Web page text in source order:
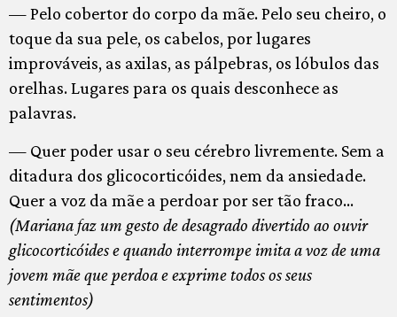
— Pelo cobertor do corpo da mãe. Pelo seu cheiro, o
toque da sua pele, os cabelos, por lugares
improváveis, as axilas, as pálpebras, os lóbulos das
orelhas. Lugares para os quais desconhece as
palavras.
— Quer poder usar o seu cérebro livremente. Sem a
ditadura dos glicocorticóides, nem da ansiedade.
Quer a voz da mãe a perdoar por ser tão fraco…
(Mariana faz um gesto de desagrado divertido ao ouvir
glicocorticóides e quando interrompe imita a voz de uma
jovem mãe que perdoa e exprime todos os seus
sentimentos)